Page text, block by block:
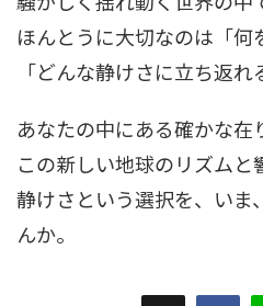
ほんとうに大切なのは「何
「どんな静けさに立ち返れ
あなたの中にある確かな在
この新しい地球のリズムと
静けさという選択を、いま
んか。